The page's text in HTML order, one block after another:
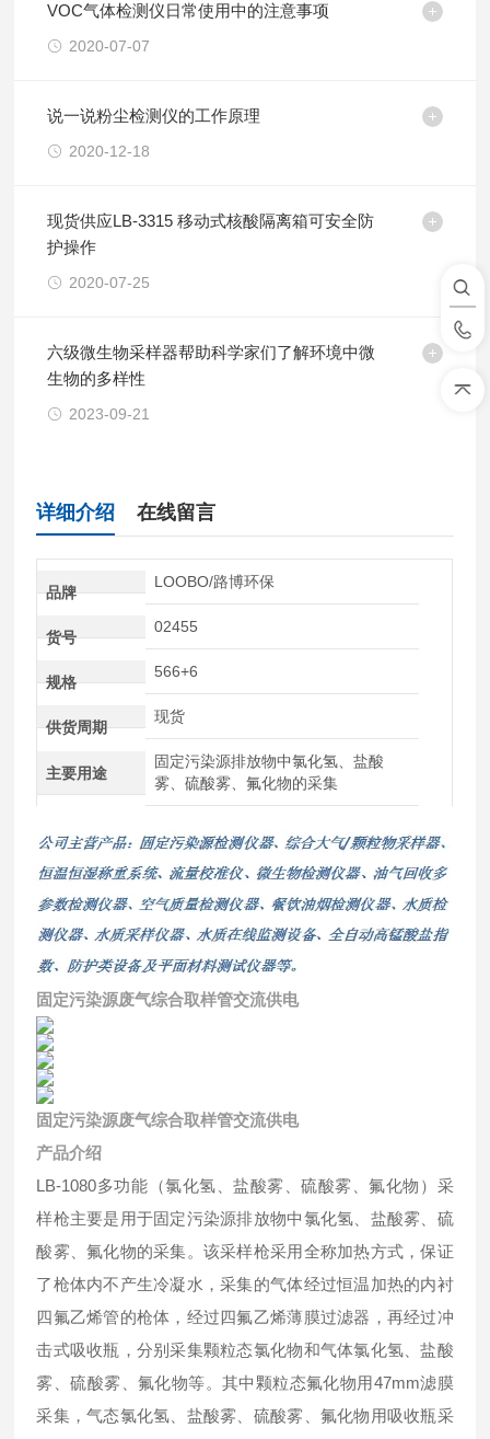
VOC气体检测仪日常使用中的注意事项
2020-07-07
说一说粉尘检测仪的工作原理
2020-12-18
现货供应LB-3315 移动式核酸隔离箱可安全防
护操作
2020-07-25
六级微生物采样器帮助科学家们了解环境中微
生物的多样性
2023-09-21
详细介绍 在线留言
品牌
LOOBO/路博环保
货号
02455
规格
566+6
供货周期
现货
主要用途
固定污染源排放物中氯化氢、盐酸
雾、硫酸雾、氟化物的采集
固定污染源废气综合取样管交流供电
固定污染源废气综合取样管交流供电
产品介绍
LB-1080多功能（氯化氢、盐酸雾、硫酸雾、氟化物）采
样枪主要是用于固定污染源排放物中氯化氢、盐酸雾、硫
酸雾、氟化物的采集。该采样枪采用全称加热方式，保证
了枪体内不产生冷凝水，采集的气体经过恒温加热的内衬
四氟乙烯管的枪体，经过四氟乙烯薄膜过滤器，再经过冲
击式吸收瓶，分别采集颗粒态氯化物和气体氯化氢、盐酸
雾、硫酸雾、氟化物等。其中颗粒态氟化物用47mm滤膜
采集，气态氯化氢、盐酸雾、硫酸雾、氟化物用吸收瓶采